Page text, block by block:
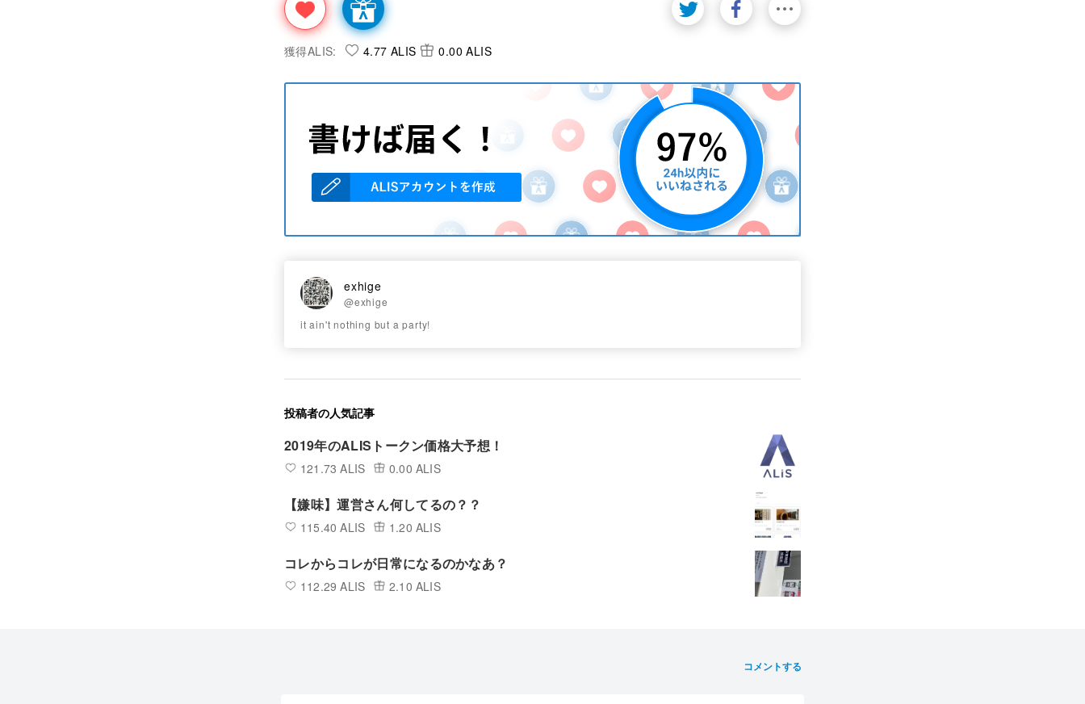
獲得ALIS: 4.77 ALIS 0.00 ALIS
exhige
@exhige
it ain't nothing but a party!
投稿者の人気記事
2019年のALISトークン価格大予想！
121.73 ALIS 0.00 ALIS
【嫌味】運営さん何してるの？？
115.40 ALIS 1.20 ALIS
コレからコレが日常になるのかなあ？
112.29 ALIS 2.10 ALIS
コメントする